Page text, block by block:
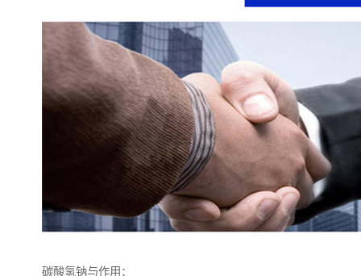
碳酸氢钠与作用：